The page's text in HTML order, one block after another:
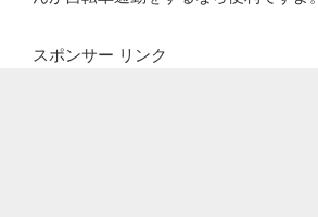
スポンサー リンク